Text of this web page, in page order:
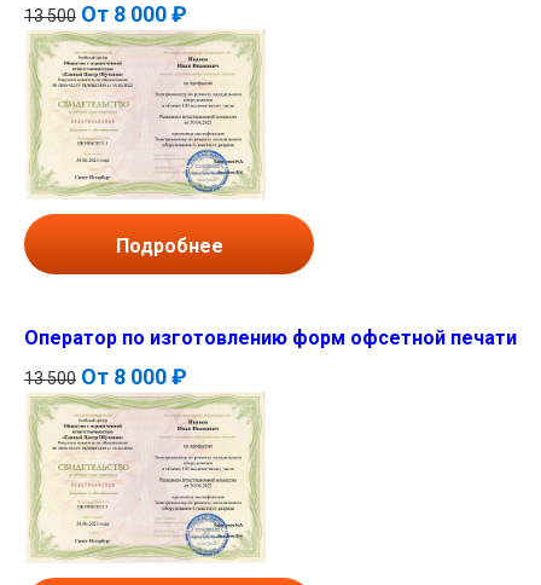
13 500 От 8 000 ₽
Подробнее
Оператор по изготовлению форм офсетной печати
13 500 От 8 000 ₽